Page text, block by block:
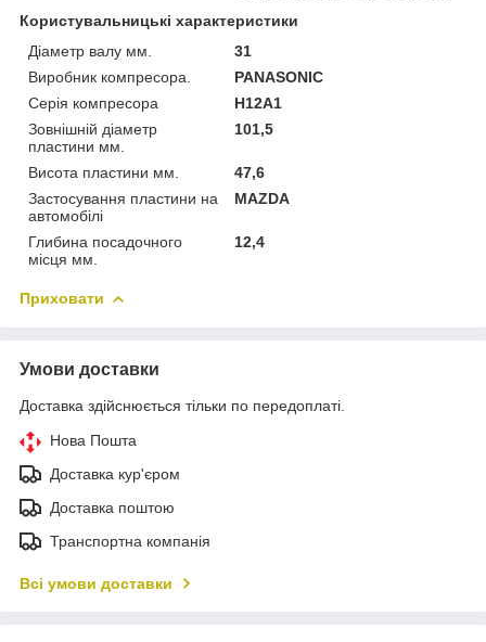
Користувальницькі характеристики
Діаметр валу мм.
31
Виробник компресора.
PANASONIC
Серія компресора
H12A1
Зовнішній діаметр
пластини мм.
101,5
Висота пластини мм.
47,6
Застосування пластини на
автомобілі
MAZDA
Глибина посадочного
місця мм.
12,4
Приховати
Умови доставки
Доставка здійснюється тільки по передоплаті.
Нова Пошта
Доставка кур'єром
Доставка поштою
Транспортна компанія
Всі умови доставки